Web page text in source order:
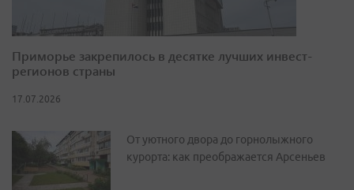
Приморье закрепилось в десятке лучших инвест-
регионов страны
17.07.2026
От уютного двора до горнолыжного
курорта: как преображается Арсеньев